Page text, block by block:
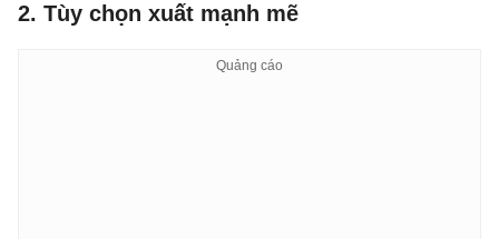
2. Tùy chọn xuất mạnh mẽ